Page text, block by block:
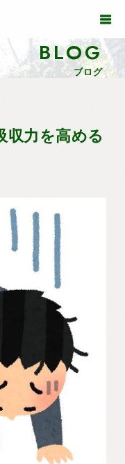
BLOG
ブログ
収力を高める